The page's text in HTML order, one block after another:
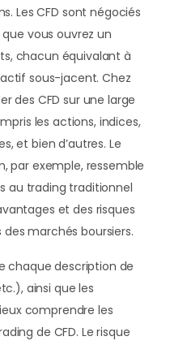
Les CFD sont négociés
vous ouvrez un
chacun équivalant à
sous-jacent. Chez
des CFD sur une large
les actions, indices,
et bien d’autres. Le
par exemple, ressemble
au trading traditionnel
et des risques
marchés boursiers.
chaque description de
ainsi que les
comprendre les
de CFD. Le risque